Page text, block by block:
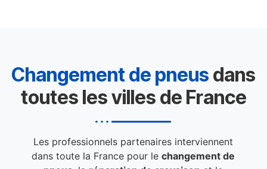
Changement de pneus dans
toutes les villes de France
Les professionnels partenaires interviennent
dans toute la France pour lechangement de